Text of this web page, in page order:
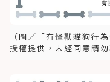
（圖／「有怪獸貓狗行
授權提供，未經同意請勿